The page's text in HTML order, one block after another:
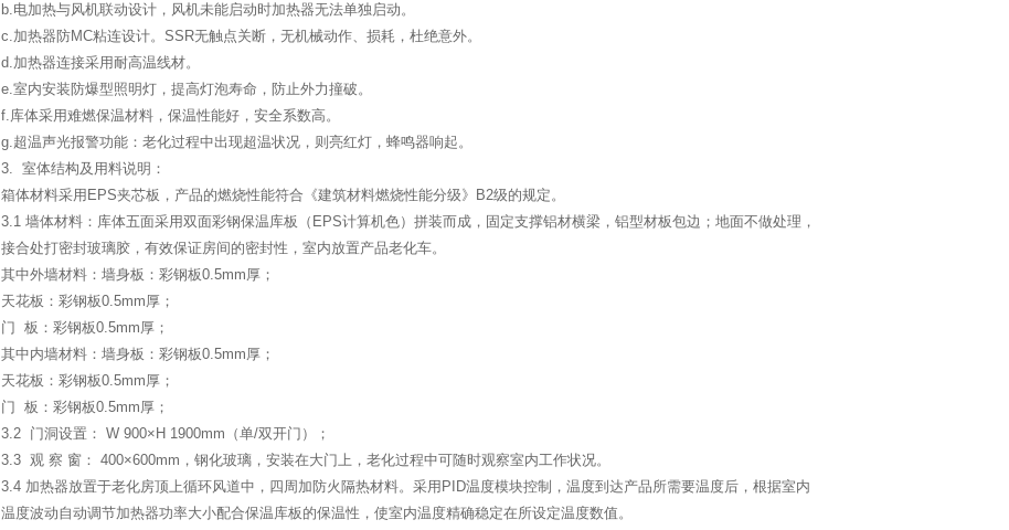
b.电加热与风机联动设计，风机未能启动时加热器无法单独启动。
c.加热器防MC粘连设计。SSR无触点关断，无机械动作、损耗，杜绝意外。
d.加热器连接采用耐高温线材。
e.室内安装防爆型照明灯，提高灯泡寿命，防止外力撞破。
f.库体采用难燃保温材料，保温性能好，安全系数高。
g.超温声光报警功能：老化过程中出现超温状况，则亮红灯，蜂鸣器响起。
3. 室体结构及用料说明：
箱体材料采用EPS夹芯板，产品的燃烧性能符合《建筑材料燃烧性能分级》B2级的规定。
3.1 墙体材料：库体五面采用双面彩钢保温库板（EPS计算机色）拼装而成，固定支撑铝材横梁，铝型材板包边；地面不做处理，
接合处打密封玻璃胶，有效保证房间的密封性，室内放置产品老化车。
其中外墙材料：墙身板：彩钢板0.5mm厚；
天花板：彩钢板0.5mm厚；
门 板：彩钢板0.5mm厚；
其中内墙材料：墙身板：彩钢板0.5mm厚；
天花板：彩钢板0.5mm厚；
门 板：彩钢板0.5mm厚；
3.2 门洞设置： W 900×H 1900mm（单/双开门）；
3.3 观 察 窗： 400×600mm，钢化玻璃，安装在大门上，老化过程中可随时观察室内工作状况。
3.4 加热器放置于老化房顶上循环风道中，四周加防火隔热材料。采用PID温度模块控制，温度到达产品所需要温度后，根据室内
温度波动自动调节加热器功率大小配合保温库板的保温性，使室内温度精确稳定在所设定温度数值。